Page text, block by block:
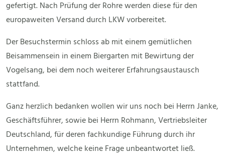
gefertigt. Nach Prüfung der Rohre werden diese für den
europaweiten Versand durch LKW vorbereitet.
Der Besuchstermin schloss ab mit einem gemütlichen
Beisammensein in einem Biergarten mit Bewirtung der
Vogelsang, bei dem noch weiterer Erfahrungsaustausch
stattfand.
Ganz herzlich bedanken wollen wir uns noch bei Herrn Janke,
Geschäftsführer, sowie bei Herrn Rohmann, Vertriebsleiter
Deutschland, für deren fachkundige Führung durch ihr
Unternehmen, welche keine Frage unbeantwortet ließ.